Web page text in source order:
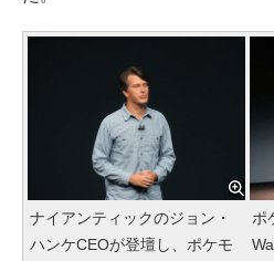
ナイアンティックのジョン・
ハンケCEOが登壇し、ポケモ
ポ